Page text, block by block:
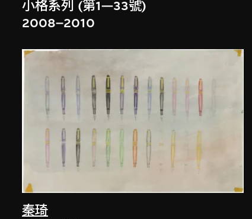
小格系列 (第1—33號)
2008–2010
秦琦